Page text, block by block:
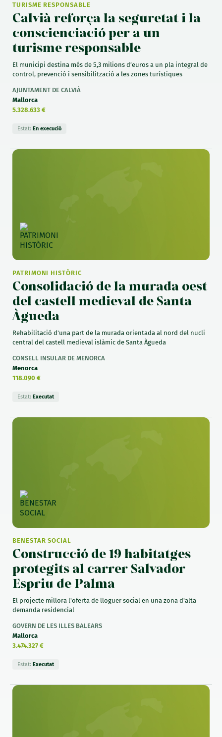
TURISME RESPONSABLE
Calvià reforça la seguretat i la
conscienciació per a un
turisme responsable
El municipi destina més de 5,3 milions d’euros a un pla integral de
control, prevenció i sensibilització a les zones turístiques
AJUNTAMENT DE CALVIÀ
Mallorca
5.328.633 €
Estat: En execució
PATRIMONI HISTÒRIC
Consolidació de la murada oest
del castell medieval de Santa
Àgueda
Rehabilitació d'una part de la murada orientada al nord del nucli
central del castell medieval islàmic de Santa Àgueda
CONSELL INSULAR DE MENORCA
Menorca
118.090 €
Estat: Executat
BENESTAR SOCIAL
Construcció de 19 habitatges
protegits al carrer Salvador
Espriu de Palma
El projecte millora l'oferta de lloguer social en una zona d'alta
demanda residencial
GOVERN DE LES ILLES BALEARS
Mallorca
3.474.327 €
Estat: Executat